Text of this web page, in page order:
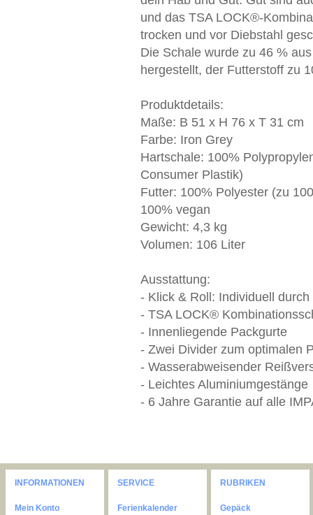
und das TSA LOCK®-
trocken und vor Diebstahl
Die Schale wurde zu 46 %
hergestellt, der Futterstoff zu
Produktdetails:
Maße: B 51 x H 76 x T 31 cm
Farbe: Iron Grey
Hartschale: 100%
Consumer Plastik)
Futter: 100% Polyester (zu
100% vegan
Gewicht: 4,3 kg
Volumen: 106 Liter
Ausstattung:
- Klick & Roll: Individuell
- TSA LOCK®
- Innenliegende Packgurte
- Zwei Divider zum optimalen
- Wasserabweisender
- Leichtes Aluminiumgestänge
- 6 Jahre Garantie auf alle
INFORMATIONEN
Mein Konto
SERVICE
Ferienkalender
RUBRIKEN
Gepäck